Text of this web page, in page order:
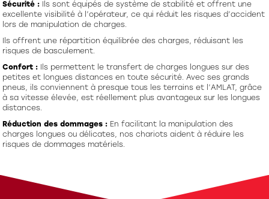
Sécurité : Ils sont équipés de système de stabilité et offrent une
excellente visibilité à l’opérateur, ce qui réduit les risques d’accident
lors de manipulation de charges.
Ils offrent une répartition équilibrée des charges, réduisant les
risques de basculement.
Confort : Ils permettent le transfert de charges longues sur des
petites et longues distances en toute sécurité. Avec ses grands
pneus, ils conviennent à presque tous les terrains et l’AMLAT, grâce
à sa vitesse élevée, est réellement plus avantageux sur les longues
distances.
Réduction des dommages : En facilitant la manipulation des
charges longues ou délicates, nos chariots aident à réduire les
risques de dommages matériels.